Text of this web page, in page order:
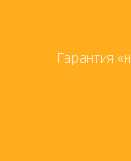
Гарантия